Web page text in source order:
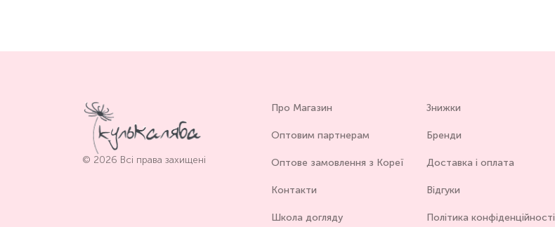
© 2026 Всі права захищені
Про Магазин
Оптовим партнерам
Оптове замовлення з Кореї
Контакти
Школа догляду
Знижки
Бренди
Доставка і оплата
Відгуки
Політика конфіденційності